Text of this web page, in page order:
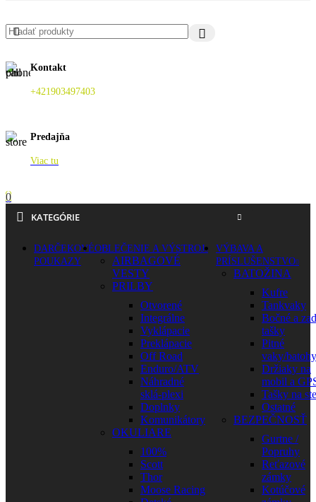
Kontakt
+421903497403
Predajňa
Viac tu
0
KATEGÓRIE
DARČEKOVÉ
POUKAZY
OBLEČENIE A VÝSTROJ
AIRBAGOVÉ
VESTY
PRILBY
Otvorené
Integrálne
Vyklápacie
Preklápacie
Off Road
Enduro/ATV
Náhradné
sklá-plexi
Doplnky
Komunikátory
OKULIARE
100%
Scott
Thor
Moose Racing
VÝBAVA A
PRÍSLUŠENSTVO
BATOŽINA
Kufre
Tankvaky
Bočné a
tašky
Pitné
vaky/batohy
Držiaky na
mobil a
Tašky na
Ostatné
BEZPEČNOSŤ
Gurtne /
Popruhy
Reťazové
zámky
Kotúčové